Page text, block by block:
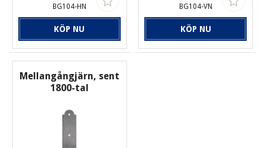
BG104-HN
KÖP NU
BG104-VN
KÖP NU
Mellangångjärn, sent
1800-tal